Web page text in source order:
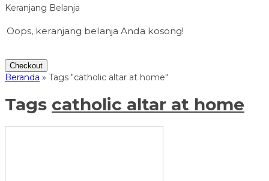
Keranjang Belanja
Oops, keranjang belanja Anda kosong!
Checkout
Beranda » Tags "catholic altar at home"
Tags catholic altar at home